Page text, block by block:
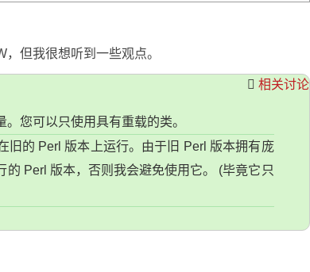
但我很想听到一些观点。
相关讨论
您可以只使用具有重载的类。
旧的 Perl 版本上运行。由于旧 Perl 版本拥有庞
Perl 版本，否则我会避免使用它。 (毕竟它只